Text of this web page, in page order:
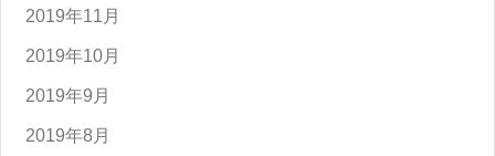
2019年11月
2019年10月
2019年9月
2019年8月